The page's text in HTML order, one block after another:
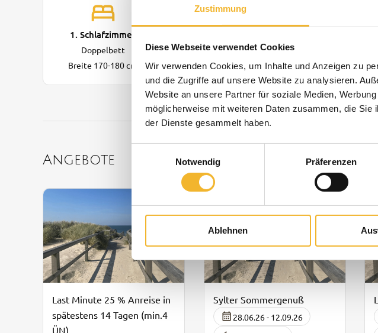
Zustimmung
Diese Webseite verwendet Cookies
Wir verwenden Cookies, um Inhalte und Anzeigen zu
und die Zugriffe auf unsere Website zu analysieren.
Website an unsere Partner für soziale Medien,
möglicherweise mit weiteren Daten zusammen, die
der Dienste gesammelt haben.
Notwendig
Präferenzen
Ablehnen
1. Schlafzimmer
Doppelbett
Breite 170-180 cm
Angebote
Last Minute 25 % Anreise in
spätestens 14 Tagen (min.4
ÜN)
Sylter Sommergenuß
28.06.26 - 12.09.26